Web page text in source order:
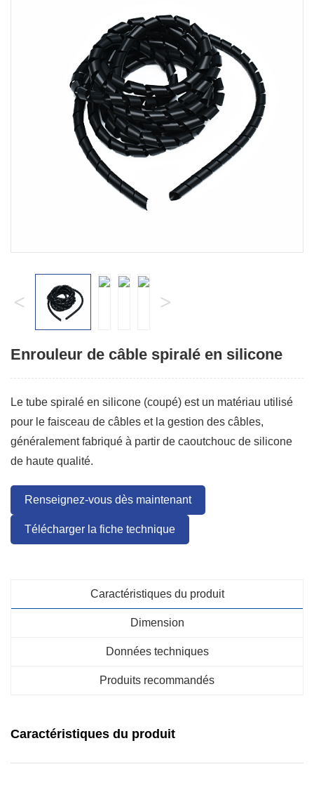
< >
Enrouleur de câble spiralé en silicone
Le tube spiralé en silicone (coupé) est un matériau utilisé
pour le faisceau de câbles et la gestion des câbles,
généralement fabriqué à partir de caoutchouc de silicone
de haute qualité.
Renseignez-vous dès maintenant
Télécharger la fiche technique
Caractéristiques du produit
Dimension
Données techniques
Produits recommandés
Caractéristiques du produit